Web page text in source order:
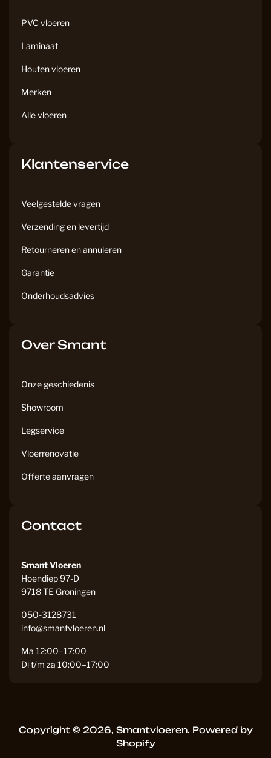
PVC vloeren
Laminaat
Houten vloeren
Merken
Alle vloeren
Klantenservice
Veelgestelde vragen
Verzending en levertijd
Retourneren en annuleren
Garantie
Onderhoudsadvies
Over Smant
Onze geschiedenis
Showroom
Legservice
Vloerrenovatie
Offerte aanvragen
Contact
Smant Vloeren
Hoendiep 97-D
9718 TE Groningen
050-3128731
info@smantvloeren.nl
Ma 12:00–17:00
Di t/m za 10:00–17:00
Copyright © 2026, Smantvloeren. Powered by
Shopify